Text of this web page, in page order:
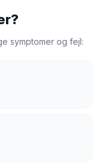
symptomer og fejl: